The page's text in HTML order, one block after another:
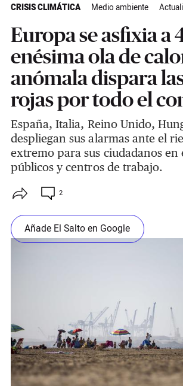
CRISIS CLIMÁTICA Medio ambiente
Europa se asfixia a
enésima ola de
anómala dispara
rojas por todo el
España, Italia, Reino Unido,
despliegan sus alarmas ante el
extremo para sus ciudadanos en
públicos y centros de trabajo.
2
Añade El Salto en Google